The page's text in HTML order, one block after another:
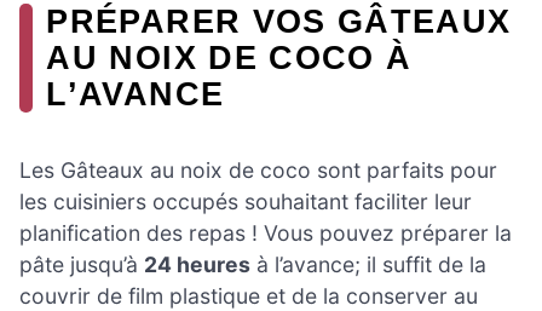
PRÉPARER VOS GÂTEAUX
AU NOIX DE COCO À
L’AVANCE
Les Gâteaux au noix de coco sont parfaits pour
les cuisiniers occupés souhaitant faciliter leur
planification des repas ! Vous pouvez préparer la
pâte jusqu’à 24 heures à l’avance; il suffit de la
couvrir de film plastique et de la conserver au